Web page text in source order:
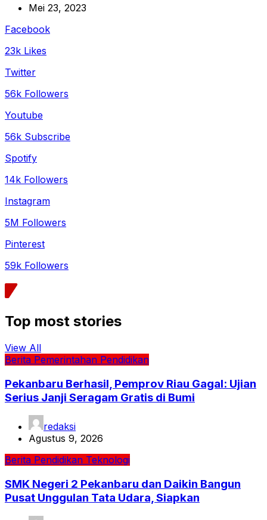
Mei 23, 2023
Facebook
23k Likes
Twitter
56k Followers
Youtube
56k Subscribe
Spotify
14k Followers
Instagram
5M Followers
Pinterest
59k Followers
Top most stories
View All
Berita Pemerintahan Pendidikan
Pekanbaru Berhasil, Pemprov Riau Gagal: Ujian
Serius Janji Seragam Gratis di Bumi
redaksi
Agustus 9, 2026
Berita Pendidikan Teknologi
SMK Negeri 2 Pekanbaru dan Daikin Bangun
Pusat Unggulan Tata Udara, Siapkan